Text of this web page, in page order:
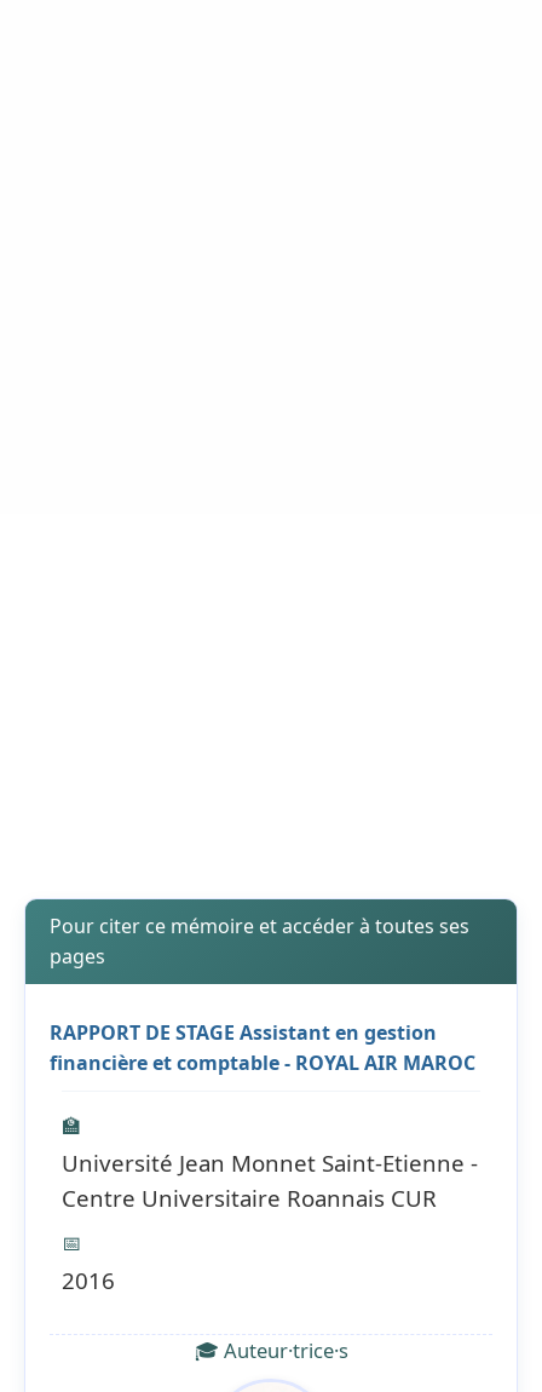
Pour citer ce mémoire et accéder à toutes ses
pages
RAPPORT DE STAGE Assistant en gestion
financière et comptable - ROYAL AIR MAROC
🏫
Université Jean Monnet Saint-Etienne -
Centre Universitaire Roannais CUR
📅
2016
🎓 Auteur·trice·s